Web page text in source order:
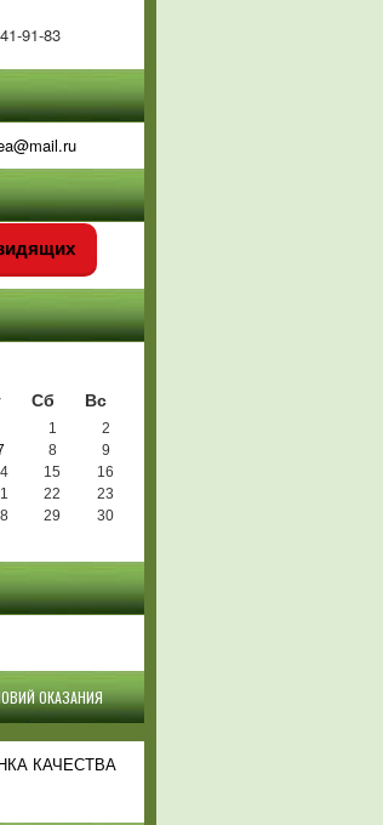
91-83
Сб Вс
1
2
8
9
15
16
22
23
29 30
ОКАЗАНИЯ
КАЧЕСТВА